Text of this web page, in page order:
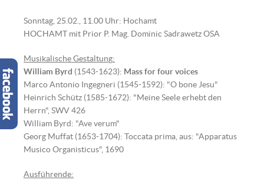
Sonntag, 25.02., 11.00 Uhr: Hochamt
HOCHAMT mit Prior P. Mag. Dominic Sadrawetz OSA
Musikalische Gestaltung:
William Byrd (1543-1623): Mass for four voices
Marco Antonio Ingegneri (1545-1592): "O bone Jesu"
Heinrich Schütz (1585-1672): "Meine Seele erhebt den
Herrn", SWV 426
William Byrd: "Ave verum"
Georg Muffat (1653-1704): Toccata prima, aus: "Apparatus
Musico Organisticus", 1690
Ausführende: